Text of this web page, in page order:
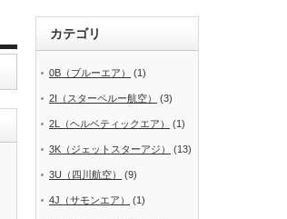
カテゴリ
0B（ブルーエア） (1)
2I（スターペルー航空） (3)
2L（ヘルベティックエア） (1)
3K（ジェットスターアジ） (13)
3U（四川航空） (9)
4J（サモンエア） (1)